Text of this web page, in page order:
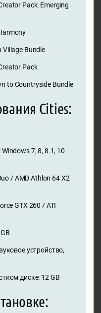
Pack: Emerging
Village Bundle
Pack
to Countryside Bundle
Cities:
7, 8, 8.1, 10
/ AMD Athlon 64 X2
GTX 260 / ATI
устройство,
диске: 12 GB